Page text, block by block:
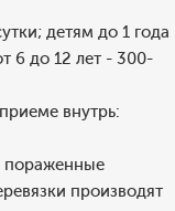
детям до 1 года
6 до 12 лет - 300-
внутрь:
пораженные
производят